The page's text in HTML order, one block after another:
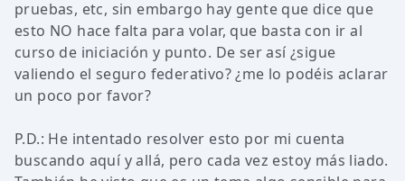
pruebas, etc, sin embargo hay gente que dice que
esto NO hace falta para volar, que basta con ir al
curso de iniciación y punto. De ser así ¿sigue
valiendo el seguro federativo? ¿me lo podéis aclarar
un poco por favor?
P.D.: He intentado resolver esto por mi cuenta
buscando aquí y allá, pero cada vez estoy más liado.